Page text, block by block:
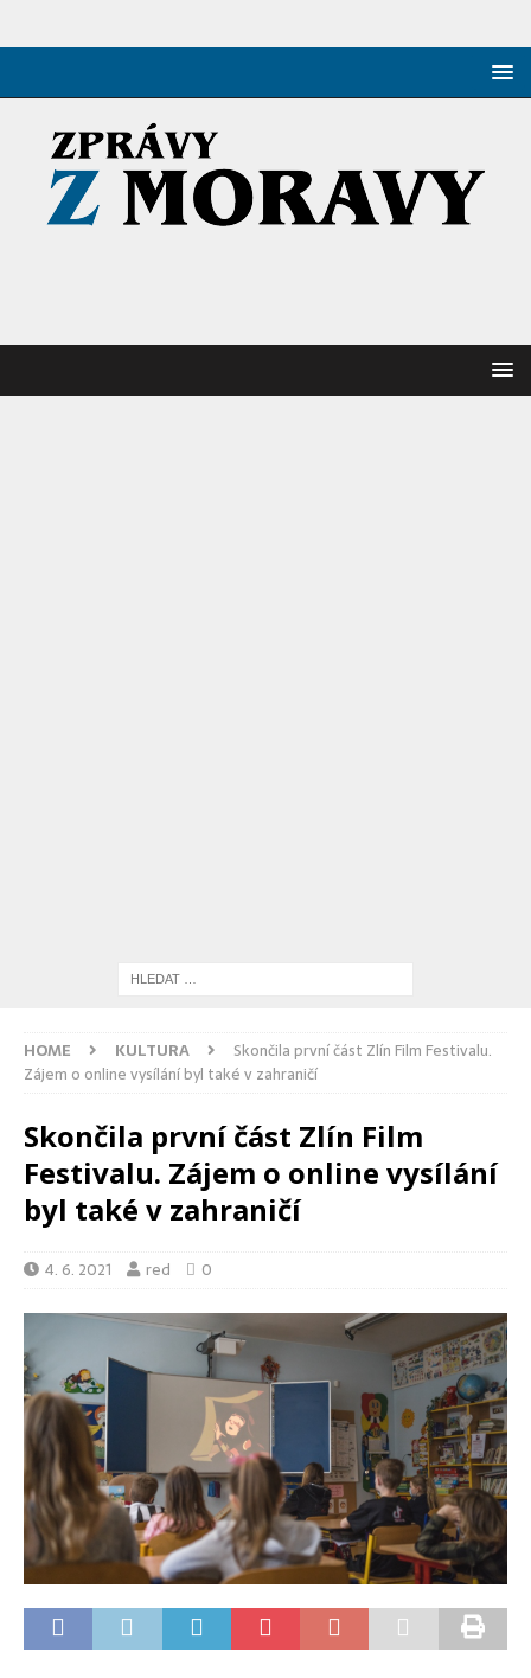
HOME KULTURA
Skončila první část Zlín Film Festivalu.
Zájem o online vysílání byl také v zahraničí
Skončila první část Zlín Film
Festivalu. Zájem o online vysílání
byl také v zahraničí
4. 6. 2021 red 0